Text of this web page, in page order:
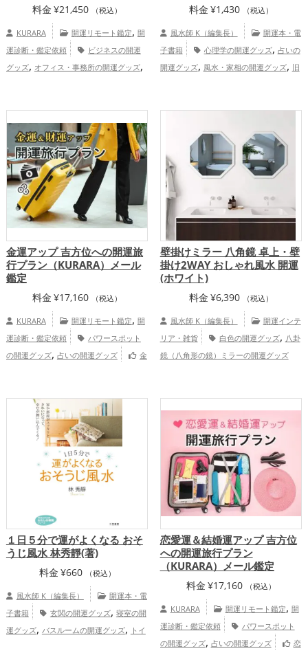
料金 ¥21,450 （税込）
KURARA 開運リモート鑑定, 開
運診断・鑑定依頼
ビジネスの開運
グッズ, オフィス・事務所の開運グッズ,
料金 ¥1,430 （税込）
風水師 K（編集長）
開運本・電
子書籍
心理学の開運グッズ, 占いの
開運グッズ, 風水・家相の開運グッズ, 旧
健康運アップ,
家庭運・家族運アッ
プ, 総合運・全体運アップ
金運アップ 吉方位への開運旅
行プラン（KURARA）メール
鑑定
料金 ¥17,160 （税込）
KURARA 開運リモート鑑定, 開
運診断・鑑定依頼
パワースポット
の開運グッズ, 占いの開運グッズ
金
壁掛けミラー 八角鏡 卓上・壁
掛け2WAY おしゃれ風水 開運
(ホワイト)
料金 ¥6,390 （税込）
風水師 K（編集長）
開運インテ
リア・雑貨
白色の開運グッズ, 八卦
鏡（八角形の鏡）ミラーの開運グッズ
１日５分で運がよくなる おそ
うじ風水 林秀靜(著)
料金 ¥660 （税込）
風水師 K（編集長）
開運本・電
子書籍
玄関の開運グッズ, 寝室の開
運グッズ, バスルームの開運グッズ, トイ
恋愛運＆結婚運アップ 吉方位
への開運旅行プラン
（KURARA）メール鑑定
料金 ¥17,160 （税込）
KURARA 開運リモート鑑定, 開
運診断・鑑定依頼
パワースポット
の開運グッズ, 占いの開運グッズ
恋